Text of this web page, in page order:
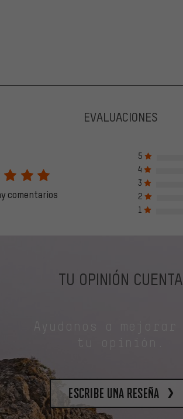
EVALUACIONES
comentarios
5
4
3
2
1
TU OPINIÓN CUENTA
tu opinión.
escribe una reseña